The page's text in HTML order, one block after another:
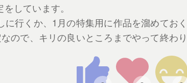
しています。
行くか、1月の特集用に作品を溜めておく
ので、キリの良いところまでやって終わり